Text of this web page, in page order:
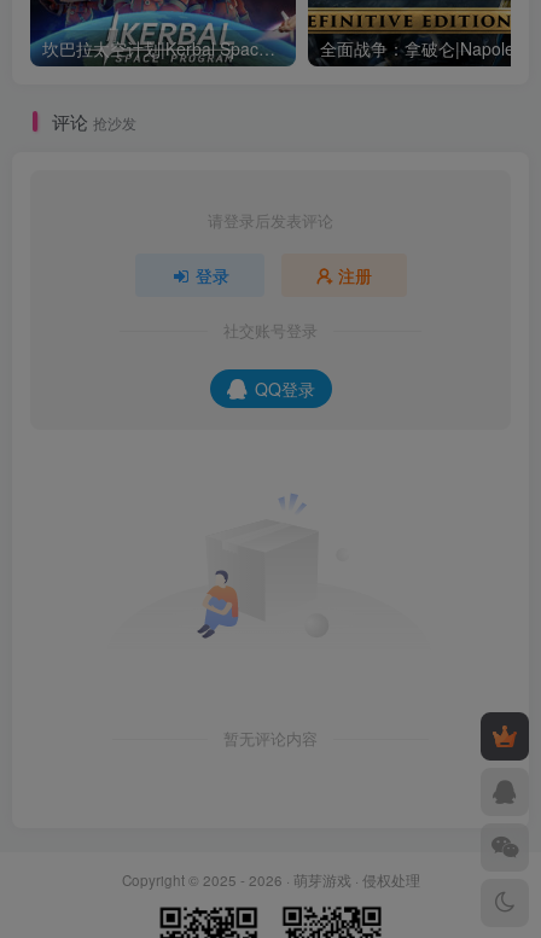
坎巴拉太空计划|Kerbal Space Program|1.12.5.3190|整合全DLC
评论 抢沙发
请登录后发表评论
登录 注册
社交账号登录
QQ登录
暂无评论内容
Copyright © 2025 - 2026 · 萌芽游戏 · 侵权处理